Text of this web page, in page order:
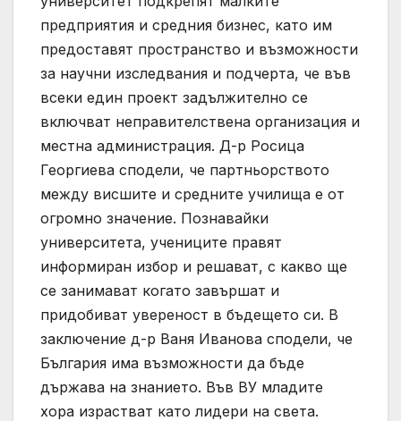
предприятия и средния бизнес, като им
предоставят пространство и възможности
за научни изследвания и подчерта, че във
всеки един проект задължително се
включват неправителствена организация и
местна администрация. Д-р Росица
Георгиева сподели, че партньорството
между висшите и средните училища е от
огромно значение. Познавайки
университета, учениците правят
информиран избор и решават, с какво ще
се занимават когато завършат и
придобиват увереност в бъдещето си. В
заключение д-р Ваня Иванова сподели, че
България има възможности да бъде
държава на знанието. Във ВУ младите
хора израстват като лидери на света.